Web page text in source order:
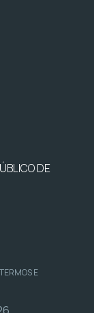
DE
TERMOS E